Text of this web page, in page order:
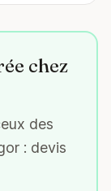
chez
des
: devis